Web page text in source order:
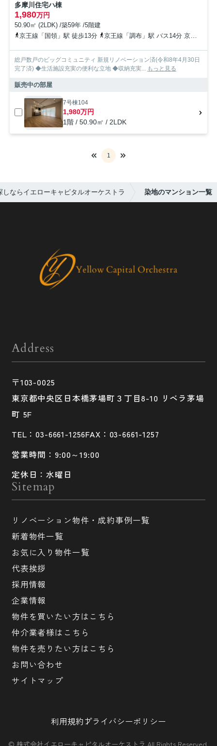
多摩川住宅ハ棟
1,980万円
50.90㎡ (2LDK) /築59年 /5階建
京王線「国領」駅 徒歩13分
京王線「調布」駅 バス14分 京王バス「多摩川住宅西」 停歩4分
総戸数戸のビッグコミュニティ 新規リノベーション済(令和8年4月30日
完了済) ◆生活施設充実の便利な立地 ◆収納充実...
もっと見る
販売中の部屋
7号棟104
1,980万円
1階 / 50.90㎡ / 2LDK
1
ならイエローキャピタルオーケストラ 染地のマンション一覧
Address
〒103-0025
東京都中央区日本橋茅場町３丁目8-10 リベラ茅場
町 5F
TEL：03-6661-1256FAX：03-6661-1257
営業時間：9:00～19:00
定休日：水曜日
Sitemap
リノベーション物件・成約事例一覧
新着物件一覧
お気に入り物件一覧
代表挨拶
採用情報
企業情報
物件を買いたい方はこちら
仲介業者様はこちら
物件を売りたい方はこちら
お問い合わせ
サイトマップ
利用規約プライバシーポリシー
© 株式会社イエローキャピタルオーケストラ All Rights Reserved.